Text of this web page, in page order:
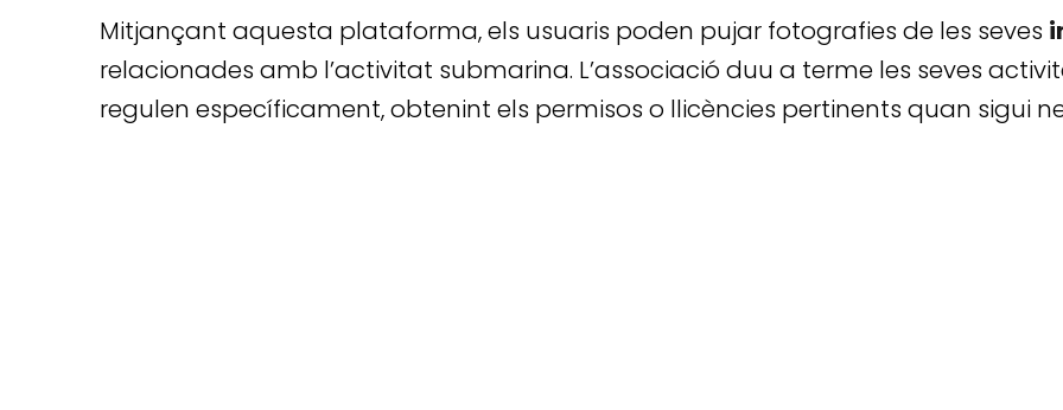
Mitjançant aquesta plataforma, els usuaris poden pujar fotografies de les seves
relacionades amb l’activitat submarina. L’associació duu a terme les seves
regulen específicament, obtenint els permisos o llicències pertinents quan sigui